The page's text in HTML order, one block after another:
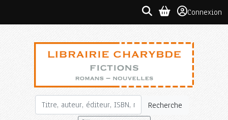
Connexion
Recherche